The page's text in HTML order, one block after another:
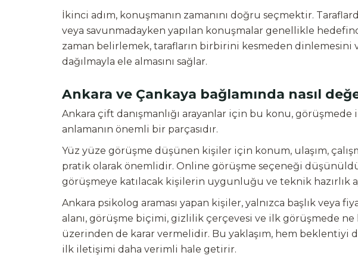
İkinci adım, konuşmanın zamanını doğru seçmektir.
veya savunmadayken yapılan konuşmalar genellikle
zaman belirlemek, tarafların birbirini kesmeden dinlemesini
dağılmayla ele almasını sağlar.
Ankara ve Çankaya bağlamında nasıl
Ankara çift danışmanlığı arayanlar için bu konu,
anlamanın önemli bir parçasıdır.
Yüz yüze görüşme düşünen kişiler için konum, ulaşım,
pratik olarak önemlidir. Online görüşme seçeneği
görüşmeye katılacak kişilerin uygunluğu ve teknik hazırlık
Ankara psikolog araması yapan kişiler, yalnızca başlık veya
alanı, görüşme biçimi, gizlilik çerçevesi ve ilk görüşmede
üzerinden de karar vermelidir. Bu yaklaşım, hem beklentiyi
ilk iletişimi daha verimli hale getirir.